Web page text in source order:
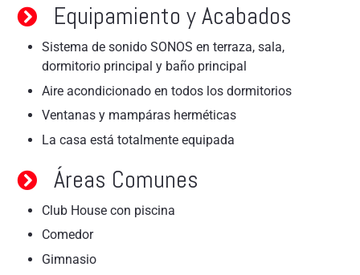
Equipamiento y Acabados
Sistema de sonido SONOS en terraza, sala,
dormitorio principal y baño principal
Aire acondicionado en todos los dormitorios
Ventanas y mampáras herméticas
La casa está totalmente equipada
Áreas Comunes
Club House con piscina
Comedor
Gimnasio